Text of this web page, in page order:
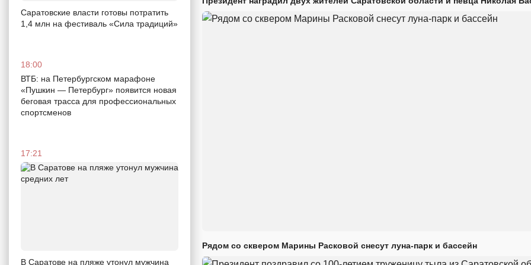
Саратовские власти готовы потратить
1,4 млн на фестиваль «Сила традиций»
18:00
ВТБ: на Петербургском марафоне
«Пушкин — Петербург» появится новая
беговая трасса для профессиональных
спортсменов
17:21
В Саратове на пляже утонул мужчина
Рядом со сквером Марины Расковой снесут луна-парк и бассейн